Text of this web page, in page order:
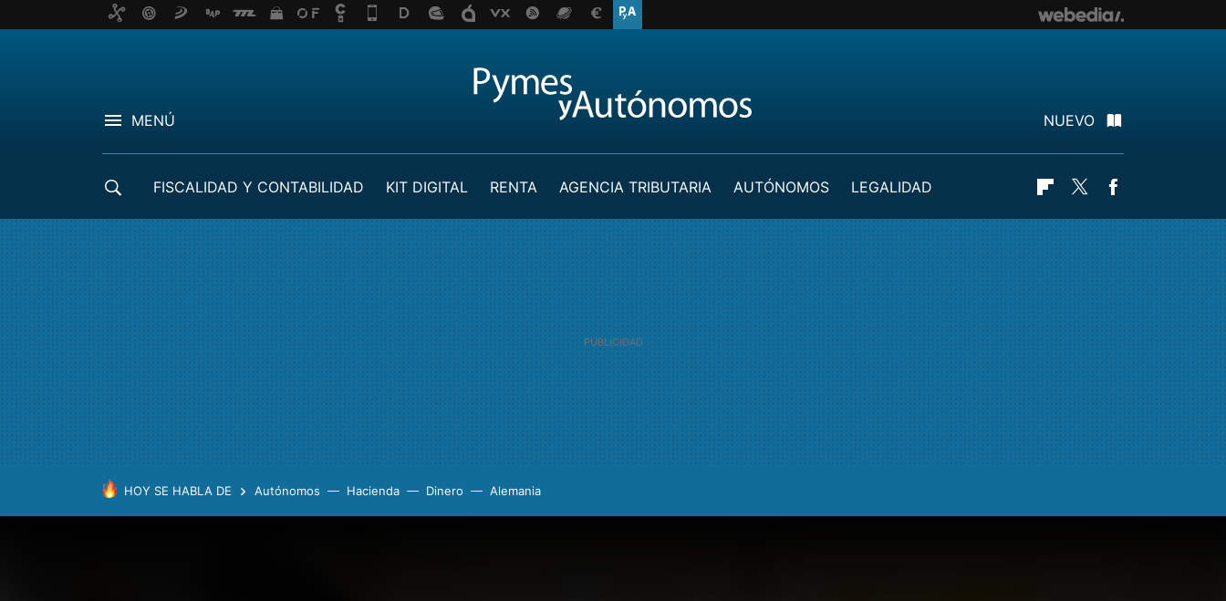
MENÚ NUEVO
FISCALIDAD Y CONTABILIDAD KIT DIGITAL RENTA AGENCIA TRIBUTARIA AUTÓNOMOS
LEGALIDAD
Flipboard
Twitter
HOY SE HABLA DE Autónomos Hacienda Dinero Alemania